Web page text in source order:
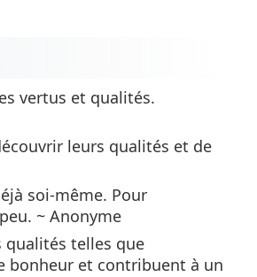
vertus et qualités.
leurs qualités et de
soi-même. Pour
~ Anonyme
qualités telles que
bonheur et contribuent à un